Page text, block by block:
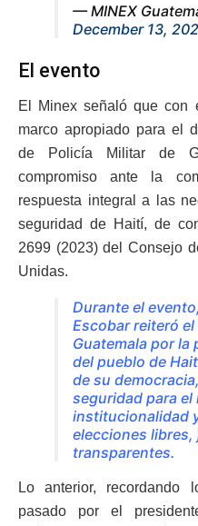
— MINEX
December 13,
El evento
El Minex señaló que con
marco apropiado para el
de Policía Militar de
compromiso ante la
respuesta integral a las
seguridad de Haití, de
2699 (2023) del Consejo
Unidas.
Durante el
Escobar reiteró
Guatemala por
del pueblo de
de su
seguridad para el
institucionalidad
elecciones libres,
transparentes.
Lo anterior, recordando
pasado por el